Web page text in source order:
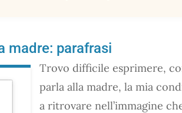
madre: parafrasi
Trovo difficile esprimere,
parla alla madre, la mia
a ritrovare nell’immagine